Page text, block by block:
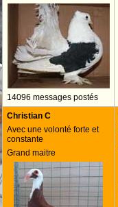
14096 messages postés
Christian C
Avec une volonté forte et
constante
Grand maitre